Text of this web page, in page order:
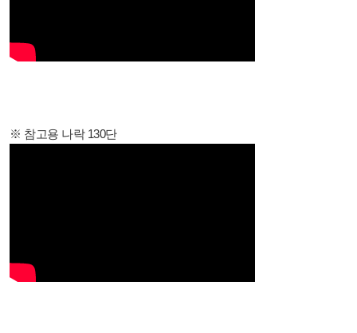
※ 참고용 나락 130단